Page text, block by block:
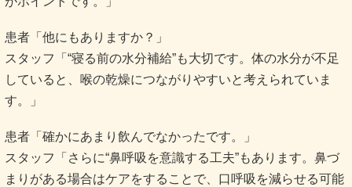
患者「他にもありますか？」
スタッフ「“寝る前の水分補給”も大切です。体の水分が不足
していると、喉の乾燥につながりやすいと考えられていま
す。」
患者「確かにあまり飲んでなかったです。」
スタッフ「さらに“鼻呼吸を意識する工夫”もあります。鼻づ
まりがある場合はケアをすることで、口呼吸を減らせる可能